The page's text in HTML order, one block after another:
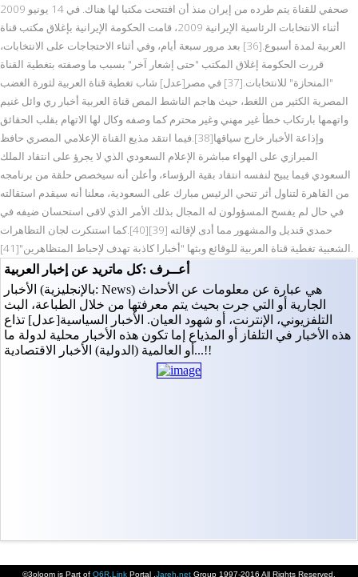
صحفي للقناة يتم طرده من إيران منذ أن افتتحت مكتبا لها هناك. في 14 يونيو 2009
أثناء الانتخابات الرئاسية الإيرانية 2009، قامت الحكومة الإيرانية بإغلاق مكتب قناة
العربية لمدة أسبوع.[36] بعد مرور سبعة أيام، وفي أثناء الاحتجاجات على الانتخابات،
قررت الحكومة إغلاق المكتب "حتى إشعار آخر" بسبب ما وصفته بتغطية القناة
"المنحازة" للانتخابات.[37] في مصر[عدل] شاب تغطية قناة العربية لثورة الغضب
المصرية الكثير من اللغط، حيث هاجم الناشط المص قناة العربية أخبار ري وائل غنيم
واتهمها بارتكاب خطأ غير مهني وغير محترم كما وصفه وكال لها الاتهام بقلب الحقائق
وإذاعة الأخبار خارج سياقها[38].فيما انتقد مذيع القناة الإعلامي المصري حافظ
الميرازي على الهواء مباشرة الإعلام السعودي الذي لا يجرؤ على انتقاد الملك
السعودي فيما يبيح لنفسه انتقاد بقية الرؤساء، وأعلن أنه سيخصص حلقة من برنامجه
من القاهرة لتناول أثر تنحي الرئيس مبارك على السعودية، معلنا أنه سيقدم استقالته
في حال لم يفسح المسؤولون له المجال بذلك الأمر الذي لاقى استحسان ضيفه في
حمدي قنديل والمشهور مما أدى لإقالته [39][40].كما استنكرت لجان التظاهرات
الشعبية تغطية قناة العربية للوقائع وبثها "أخبارا كاذبة تهدف لإحباط المتظاهرين"[41].
©3oloom is Part of Q6R.Link Portal , Jareh.net Group 1997-2016 All Rights Reserved.